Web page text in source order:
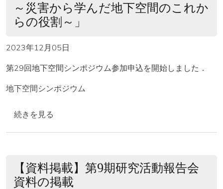
～災害から学んだ地下空間のこれか
らの役割～」
2023年12月05日
第29回地下空間シンポジウム参加申込を開始しました．
地下空間シンポジウム
【申込案内】第29回地下空間シンポジウム開催案内 〇
続きを見る
【資料掲載】第9期研究活動報告会
資料の掲載